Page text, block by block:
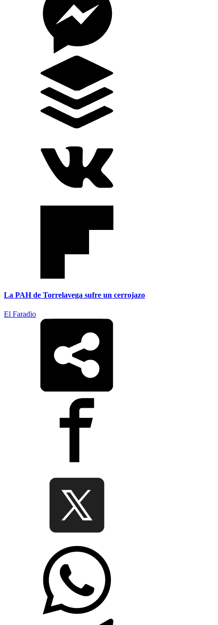
La PAH de Torrelavega sufre un cerrojazo
El Faradio